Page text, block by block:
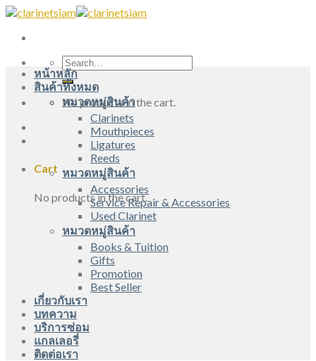
Skip
content
Search
for:
No products in the cart.
Cart
No products in the cart.
หน้าหลัก
สินค้าทั้งหมด
หมวดหมู่สินค้า
Clarinets
Mouthpieces
Ligatures
Reeds
หมวดหมู่สินค้า
Accessories
Service Repair & Accessories
Used Clarinet
หมวดหมู่สินค้า
Books & Tuition
Gifts
Promotion
Best Seller
เกี่ยวกับเรา
บทความ
บริการซ่อม
แกลเลอรี่
ติดต่อเรา